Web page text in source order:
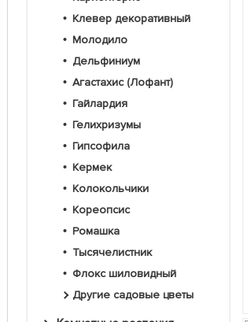
Клевер декоративный
Молодило
Дельфиниум
Агастахис (Лофант)
Гайлардия
Гелихризумы
Гипсофила
Кермек
Колокольчики
Кореопсис
Ромашка
Тысячелистник
Флокс шиловидный
Другие садовые цветы